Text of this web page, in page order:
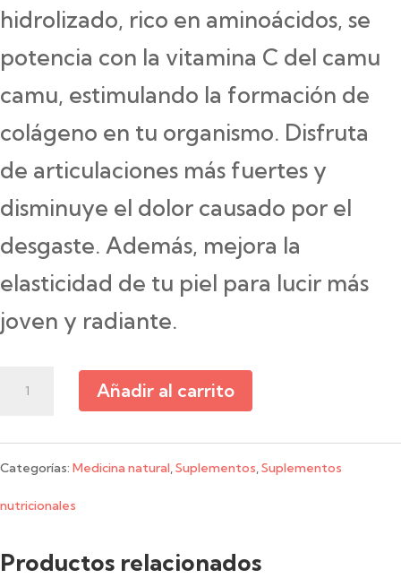
hidrolizado, rico en aminoácidos, se
potencia con la vitamina C del camu
camu, estimulando la formación de
colágeno en tu organismo. Disfruta
de articulaciones más fuertes y
disminuye el dolor causado por el
desgaste. Además, mejora la
elasticidad de tu piel para lucir más
joven y radiante.
EcoValle
Colagem
Cápsulas
500
Añadir al carrito
Categorías: Medicina natural,Suplementos,Suplementos
nutricionales
Productos relacionados